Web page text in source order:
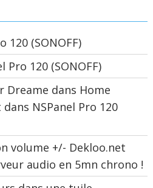
120 (SONOFF)
Pro 120 (SONOFF)
dans Home
dans NSPanel Pro 120
volume +/- Dekloo.net
audio en 5mn chrono !